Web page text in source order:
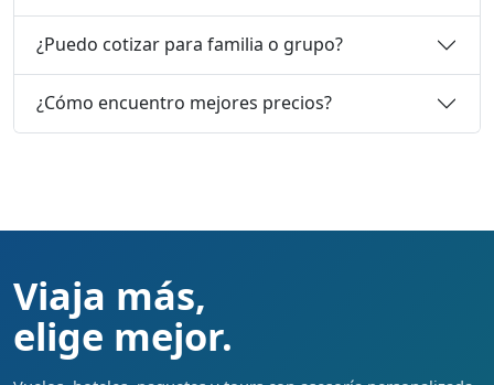
¿Puedo cotizar para familia o grupo?
¿Cómo encuentro mejores precios?
Viaja más,
elige mejor.